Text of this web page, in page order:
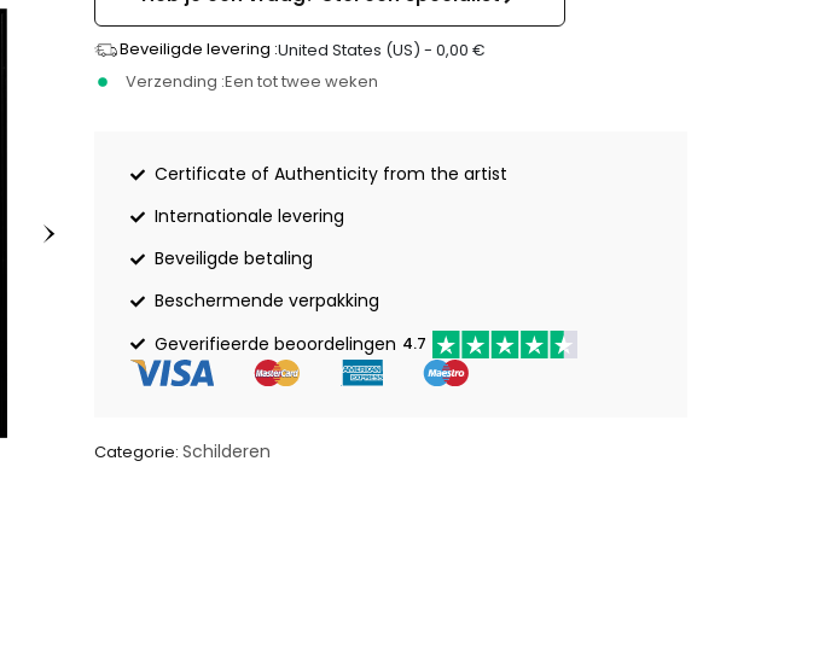
Beveiligde levering :United States (US) -0,00€
Verzending :Een tot twee weken
Certificate of Authenticity from the artist
Internationale levering
Beveiligde betaling
Beschermende verpakking
Geverifieerde beoordelingen 4.7
Categorie: Schilderen